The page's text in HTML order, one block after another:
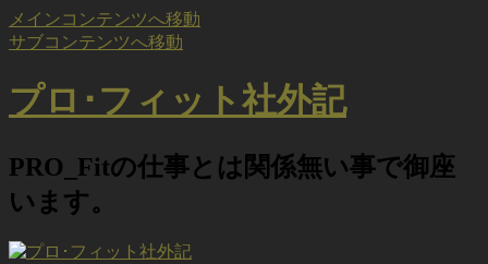
メインコンテンツへ移動
サブコンテンツへ移動
プロ･フィット社外記
PRO_Fitの仕事とは関係無い事で御座
います。